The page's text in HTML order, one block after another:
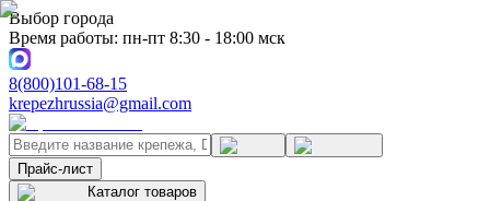
Выбор города
Время работы: пн-пт 8:30 - 18:00 мск
8(800)101-68-15
krepezhrussia@gmail.com
Прайс-лист
Каталог товаров